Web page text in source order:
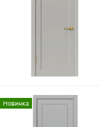
Новинка